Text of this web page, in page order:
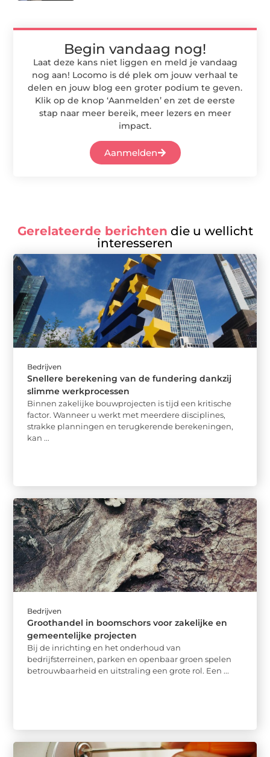
Begin vandaag nog!
Laat deze kans niet liggen en meld je vandaag
nog aan! Locomo is dé plek om jouw verhaal te
delen en jouw blog een groter podium te geven.
Klik op de knop ‘Aanmelden’ en zet de eerste
stap naar meer bereik, meer lezers en meer
impact.
Aanmelden
Gerelateerde berichten die u wellicht
interesseren
Bedrijven
Snellere berekening van de fundering dankzij
slimme werkprocessen
Binnen zakelijke bouwprojecten is tijd een kritische
factor. Wanneer u werkt met meerdere disciplines,
strakke planningen en terugkerende berekeningen,
kan ...
Bedrijven
Groothandel in boomschors voor zakelijke en
gemeentelijke projecten
Bij de inrichting en het onderhoud van
bedrijfsterreinen, parken en openbaar groen spelen
betrouwbaarheid en uitstraling een grote rol. Een ...